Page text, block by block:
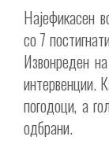
Најефикасен
со 7
Извонреден
интервенции.
погодоци, а
одбрани.